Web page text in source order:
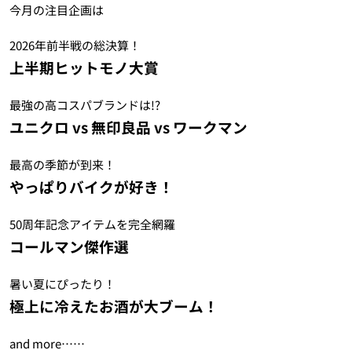
今月の注目企画は
2026年前半戦の総決算！
上半期ヒットモノ大賞
最強の高コスパブランドは!?
ユニクロ vs 無印良品 vs ワークマン
最高の季節が到来！
やっぱりバイクが好き！
50周年記念アイテムを完全網羅
コールマン傑作選
暑い夏にぴったり！
極上に冷えたお酒が大ブーム！
and more……